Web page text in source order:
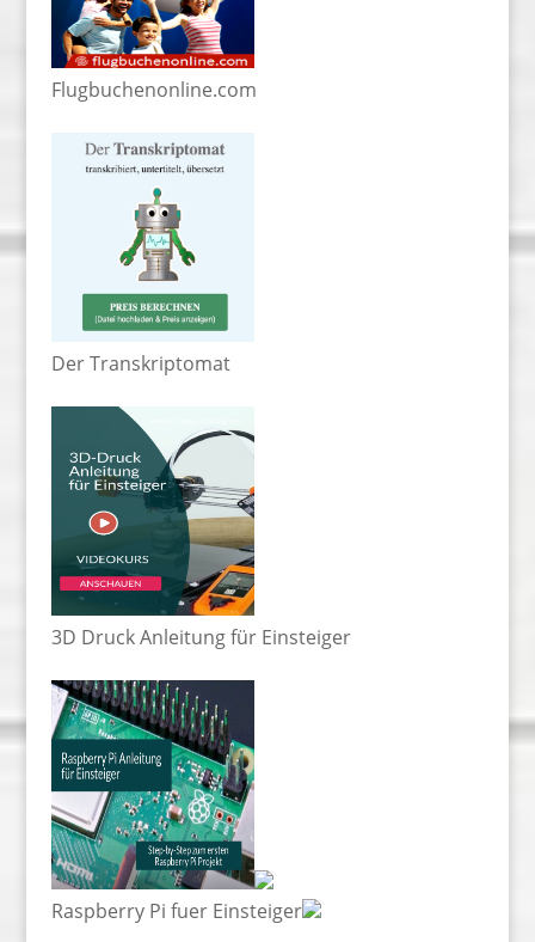
Flugbuchenonline.com
Der Transkriptomat
3D Druck Anleitung für Einsteiger
Raspberry Pi fuer Einsteiger